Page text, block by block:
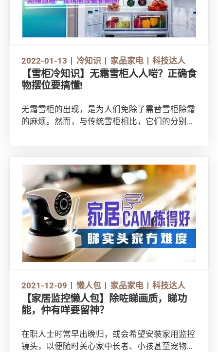
2022-01-13 冷知识 家品家电 科技达人
【雪柜冷知识】无霜雪柜人人啱？正确食
物摆位要搞懂!
无霜雪柜的出现，是为人们免除了需替雪柜除霜
的麻烦。然而，与传统雪柜相比，它们的分别就
最佳冷藏效果？即看一系列雪柜「冷」知识，加
深对使用雪柜的认识！
立即观看影片：
https://www.youtube.com/watch?
v=3lvi8t_ZNIM
2021-12-09 懒人包 家品家电 科技达人
【家居监控懒人包】除咗睇画质，睇功
能，仲有咩要留神？
在职人士时常早出晚归，或会希望安装家用监控
镜头，以便随时关心家中长者、小孩甚至宠物的